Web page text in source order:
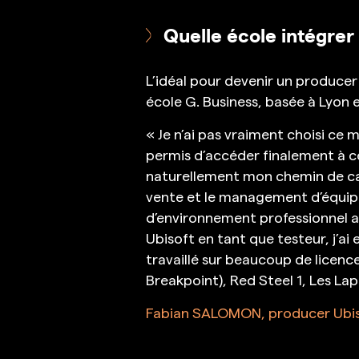
Quelle école intégrer
L’idéal pour devenir un
école G. Business, basée à Lyon
« Je n’ai pas vraiment choisi
permis d’accéder finalement à
naturellement mon chemin de
vente et le management
d’environnement professionnel
Ubisoft en tant que testeur, j’ai
travaillé sur beaucoup de
Breakpoint), Red Steel 1, Les
Fabian SALOMON, producer